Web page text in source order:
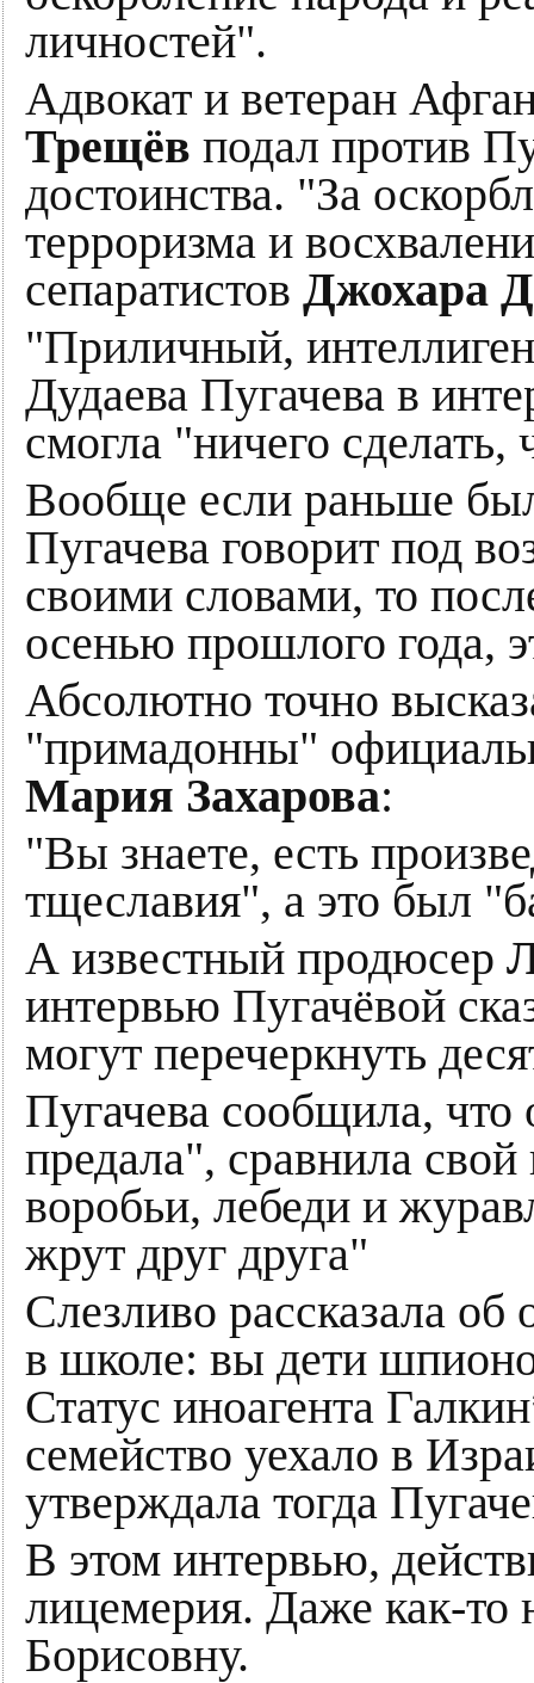
личностей".
Адвокат и ветеран
Трещёв подал против
достоинства. "За
терроризма и
сепаратистов Джохара
"Приличный,
Дудаева Пугачева в
смогла "ничего
Вообще если раньше
Пугачева говорит под
своими словами, то
осенью прошлого года,
Абсолютно точно
"примадонны"
Мария Захарова:
"Вы знаете, есть
тщеславия", а это был
А известный продюсер
интервью Пугачёвой
могут перечеркнуть
Пугачева сообщила, что
предала", сравнила
воробьи, лебеди и
жрут друг друга"
Слезливо рассказала об
в школе: вы дети
Статус иноагента
семейство уехало в
утверждала тогда
В этом интервью,
лицемерия. Даже как-то
Борисовну.